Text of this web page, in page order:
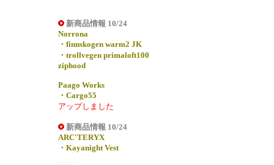
新商品情報 10/24
Norrona
・finnskogen warm2 JK
・trollvegen primaloft100
ziphood
Paago Works
・Cargo55
アップしました
新商品情報 10/24
ARC'TERYX
・Kayanight Vest